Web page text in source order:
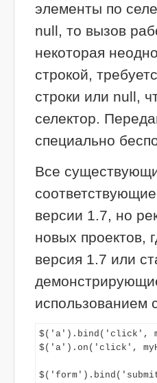
элементы по
null, то вызов
некоторая
строкой,
строки или null,
селектор.
специально
Все
версии 1.7, но
новых проектов,
версия 1.7 или
использованием
$('a').bind('click',
$('a').on('click',